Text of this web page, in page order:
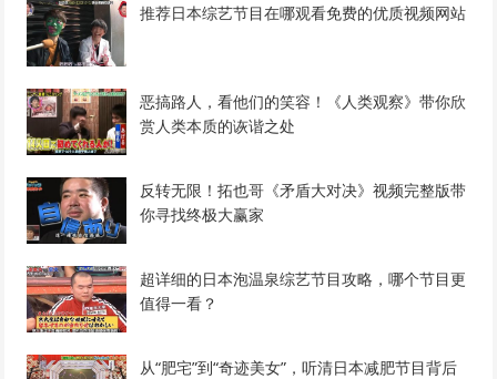
推荐日本综艺节目在哪观看免费的优质视频网站
恶搞路人，看他们的笑容！《人类观察》带你欣
赏人类本质的诙谐之处
反转无限！拓也哥《矛盾大对决》视频完整版带
你寻找终极大赢家
超详细的日本泡温泉综艺节目攻略，哪个节目更
值得一看？
从“肥宅”到“奇迹美女”，听清日本减肥节目背后